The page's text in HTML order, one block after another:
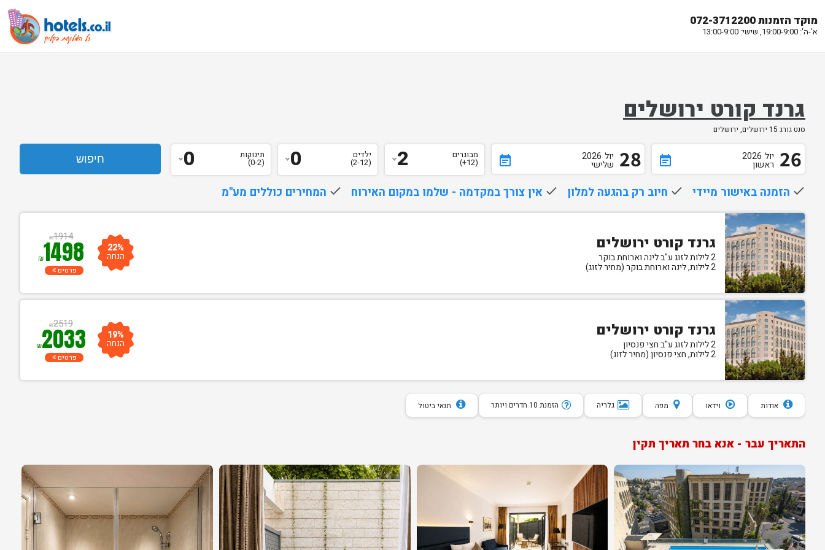
מוקד הזמנות 072-3712200
א'-ה': 19:00-9:00, שישי: 13:00-9:00
גרנד קורט ירושלים
סנט גורג 15 ירושלים, ירושלים
event_note 26 יול 2026
ראשון event_note 28 יול 2026
שלישי
מבוגרים
(12+)
2 ילדים
(2-12)
0 תינוקות
(0-2)
0
done הזמנה באישור מיידי done חיוב רק בהגעה למלון done אין צורך במקדמה - שלמו במקום האירוח done המחירים כוללים מע"מ
גרנד קורט ירושלים
2 לילות לזוג ע"ב לינה וארוחת בוקר
2 לילות, לינה וארוחת בוקר (מחיר לזוג)
₪1914
₪1498 22%
הנחה
פרטים
גרנד קורט ירושלים
2 לילות לזוג ע"ב חצי פנסיון
2 לילות, חצי פנסיון (מחיר לזוג)
₪2519
₪2033 19%
הנחה
פרטים
אודות וידאו מפה גלריה הזמנת 10 חדרים ויותר תנאי ביטול
התאריך עבר - אנא בחר תאריך תקין